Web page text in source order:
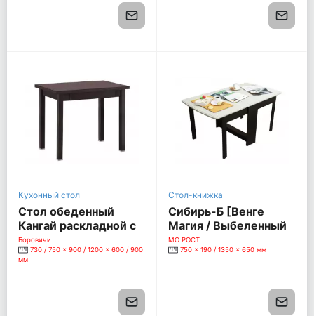
Кухонный стол
Стол обеденный
Кангай раскладной с
ящиком, выбеленная
береза/шимо
Боровичи
730 / 750 x 900 / 1200 x 600 / 900
мм
Стол-книжка
Сибирь-Б [Венге
Магия / Выбеленный
дуб]
МО РОСТ
750 x 190 / 1350 x 650 мм